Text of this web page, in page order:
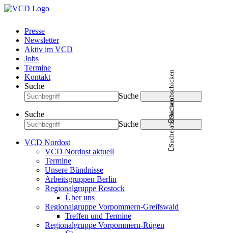
Presse
Newsletter
Aktiv im VCD
Jobs
Termine
Kontakt
Suche
Suche
Suche abschicken
Suche
Suche
Suche abschicken
VCD Nordost
VCD Nordost aktuell
Termine
Unsere Bündnisse
Arbeitsgruppen Berlin
Regionalgruppe Rostock
Über uns
Regionalgruppe Vorpommern-Greifswald
Treffen und Termine
Regionalgruppe Vorpommern-Rügen